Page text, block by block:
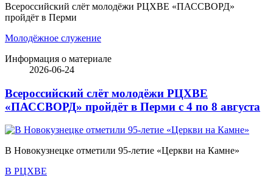
Всероссийский слёт молодёжи РЦХВЕ «ПАССВОРД»
пройдёт в Перми
Молодёжное служение
Информация о материале
2026-06-24
Всероссийский слёт молодёжи РЦХВЕ
«ПАССВОРД» пройдёт в Перми с 4 по 8 августа
В Новокузнецке отметили 95-летие «Церкви на Камне»
В РЦХВЕ